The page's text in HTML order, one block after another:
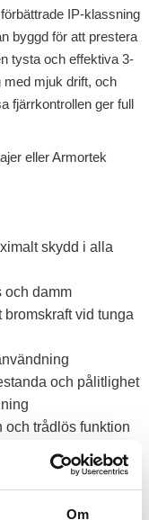
Om
IP-klassning
byggd för att prestera
tysta och effektiva 3-
med mjuk drift, och
fjärrkontrollen ger full
eller Armortek
skydd i alla
och damm
vid tunga
och pålitlighet
och trådlös funktion
och